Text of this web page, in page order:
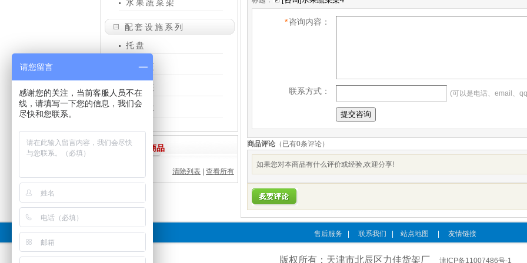
水果蔬菜架
配套设施系列
托盘
购物篮
仓储笼
促销车
浏览过的商品
清除列表 查看所有
*咨询内容：
联系方式： (可以是电话、email、
商品评论 （已有0条评论）
如果您对本商品有什么评价或经验,欢迎分享!
售后服务 联系我们 站点地图 友情链接
版权所有：天津市北辰区力佳货架厂 津ICP备11007486号-1
请您留言
感谢您的关注，当前客服人员不在
线，请填写一下您的信息，我们会
尽快和您联系。